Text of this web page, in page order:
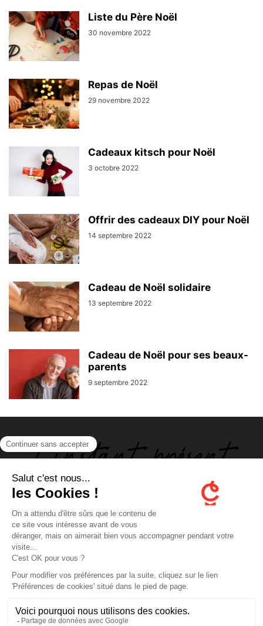
Liste du Père Noël
30 novembre 2022
Repas de Noël
29 novembre 2022
Cadeaux kitsch pour Noël
3 octobre 2022
Offrir des cadeaux DIY pour Noël
14 septembre 2022
Cadeau de Noël solidaire
13 septembre 2022
Cadeau de Noël pour ses beaux-
parents
9 septembre 2022
ABOUT US
Contactez-nous
En poursuivant votre navigation, vous acceptez le dépôt de